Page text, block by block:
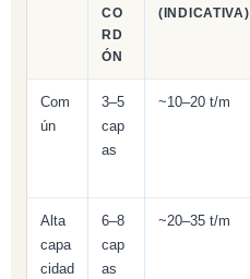
CO
RD
ÓN
(INDICATIVA)
Com
ún
3–5
cap
as
~10–20 t/m
Alta
capa
cidad
6–8
cap
as
~20–35 t/m